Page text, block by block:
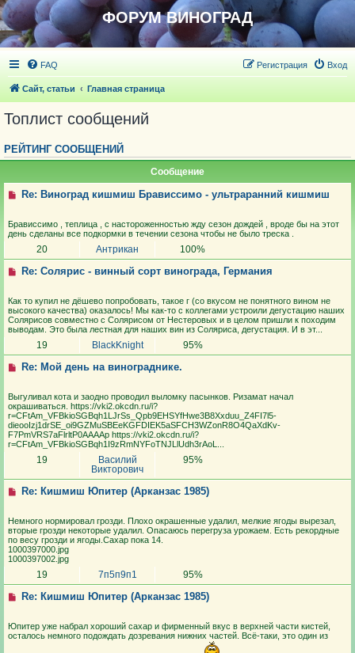
ФОРУМ ВИНОГРАД
FAQ Вход
Регистрация
Сайт, статьи Главная страница
Топлист сообщений
РЕЙТИНГ СООБЩЕНИЙ
Сообщение
Re: Виноград кишмиш Брависсимо - ультраранний кишмиш
Брависсимо , теплица , с настороженностью жду сезон дождей , вроде бы на этот
день сделаны все подкормки в течении сезона чтобы не было треска .
20 Антрикан 100%
Re: Солярис - винный сорт винограда, Германия
Как то купил не дёшево попробовать, такое г (со вкусом не понятного вином не
высокого качества) оказалось! Мы как-то с коллегами устроили дегустацию наших
Солярисов совместно с Солярисом от Нестеровых и в целом пришли к походим
выводам. Это была лестная для наших вин из Соляриса, дегустация. И в эт...
19 BlackKnight 95%
Re: Мой день на винограднике.
Выгуливал кота и заодно проводил выломку пасынков. Ризамат начал
окрашиваться. https://vki2.okcdn.ru/i?
r=CFtAm_VFBkioSGBqh1LJrSs_Qpb9EHSYfHwe3B8Xxduu_Z4FI7l5-
dieooIzj1drSE_oi9GZMuSBEeKGFDIEK5aSFCH3WZonR8O4QaXdKv-
F7PmVRS7aFlrltP0AAAAp https://vki2.okcdn.ru/i?
r=CFtAm_VFBkioSGBqh1I9zRmNYFoTNJLlUdh3rAoL...
19
Василий
Викторович
95%
Re: Кишмиш Юпитер (Арканзас 1985)
Немного нормировал грозди. Плохо окрашенные удалил, мелкие ягоды вырезал,
вторые грозди некоторые удалил. Опасаюсь перегруза урожаем. Есть рекордные
по весу грозди и ягоды.Сахар пока 14.
1000397000.jpg
1000397002.jpg
19 7п5п9п1 95%
Re: Кишмиш Юпитер (Арканзас 1985)
Юпитер уже набрал хороший сахар и фирменный вкус в верхней части кистей,
осталось немного подождать дозревания нижних частей. Всё-таки, это один из